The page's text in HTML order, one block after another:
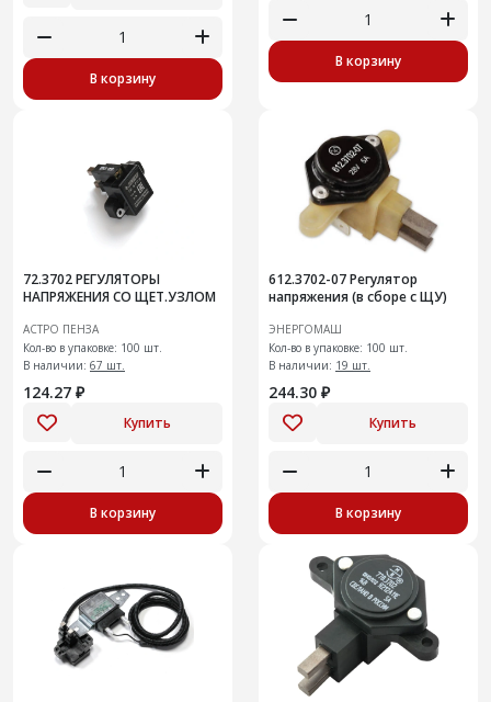
В корзину
В корзину
72.3702 РЕГУЛЯТОРЫ
НАПРЯЖЕНИЯ СО ЩЕТ.УЗЛОМ
АСТРО ПЕНЗА
Кол-во в упаковке: 100 шт.
В наличии: 67 шт.
124.27 ₽
Купить
В корзину
612.3702-07 Регулятор
напряжения (в сборе с ЩУ)
ЭНЕРГОМАШ
Кол-во в упаковке: 100 шт.
В наличии: 19 шт.
244.30 ₽
Купить
В корзину